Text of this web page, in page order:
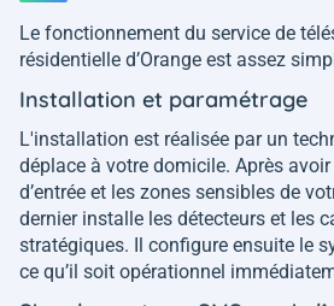
Le fonctionnement du service de
résidentielle d’Orange est assez
Installation et paramétrage
L'installation est réalisée par un
déplace à votre domicile. Après
d’entrée et les zones sensibles de
dernier installe les détecteurs et les
stratégiques. Il configure ensuite le
ce qu’il soit opérationnel